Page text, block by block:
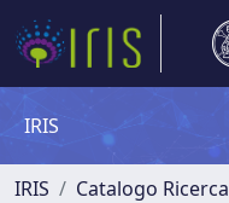
IRIS
IRIS Catalogo Ricerca